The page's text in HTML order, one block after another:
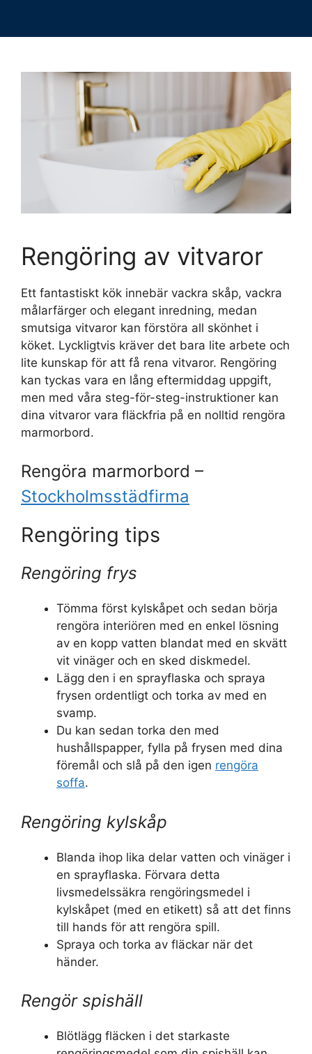
Rengöring av vitvaror
Ett fantastiskt kök innebär vackra skåp, vackra
målarfärger och elegant inredning, medan
smutsiga vitvaror kan förstöra all skönhet i
köket. Lyckligtvis kräver det bara lite arbete och
lite kunskap för att få rena vitvaror. Rengöring
kan tyckas vara en lång eftermiddag uppgift,
men med våra steg-för-steg-instruktioner kan
dina vitvaror vara fläckfria på en nolltid rengöra
marmorbord.
Rengöra marmorbord –
Stockholmsstädfirma
Rengöring tips
Rengöring frys
Tömma först kylskåpet och sedan börja
rengöra interiören med en enkel lösning
av en kopp vatten blandat med en skvätt
vit vinäger och en sked diskmedel.
Lägg den i en sprayflaska och spraya
frysen ordentligt och torka av med en
svamp.
Du kan sedan torka den med
hushållspapper, fylla på frysen med dina
föremål och slå på den igen rengöra
soffa.
Rengöring kylskåp
Blanda ihop lika delar vatten och vinäger i
en sprayflaska. Förvara detta
livsmedelssäkra rengöringsmedel i
kylskåpet (med en etikett) så att det finns
till hands för att rengöra spill.
Spraya och torka av fläckar när det
händer.
Rengör spishäll
Blötlägg fläcken i det starkaste